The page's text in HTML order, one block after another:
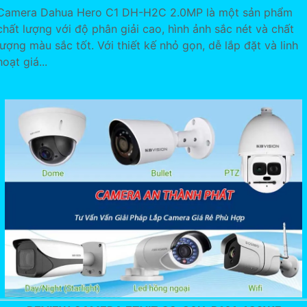
Dahua Hero C1 DH-H2C 2.0MP là một sản phẩm
lượng với độ phân giải cao, hình ảnh sắc nét và chất
màu sắc tốt. Với thiết kế nhỏ gọn, dễ lắp đặt và linh
giá...